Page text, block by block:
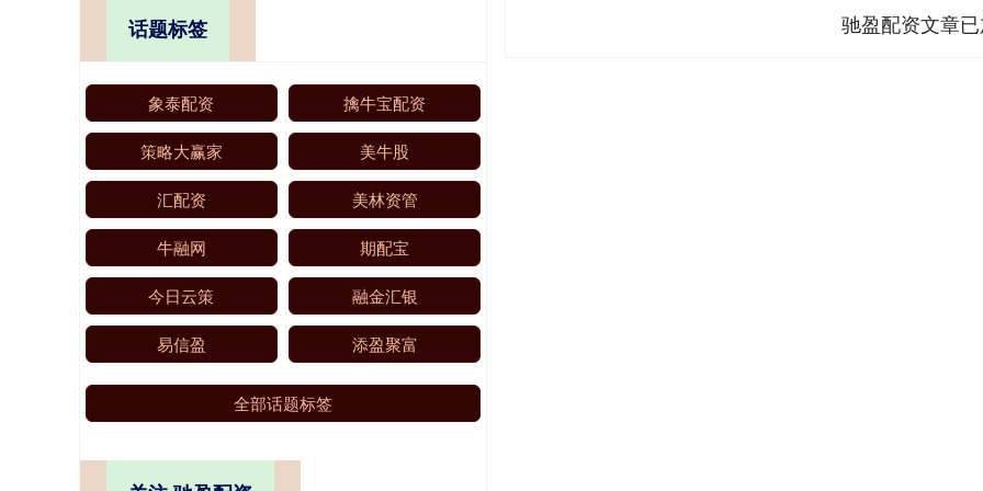
驰盈配资文章
话题标签
象泰配资 擒牛宝配资
策略大赢家 美牛股
汇配资 美林资管
牛融网 期配宝
今日云策 融金汇银
易信盈 添盈聚富
全部话题标签